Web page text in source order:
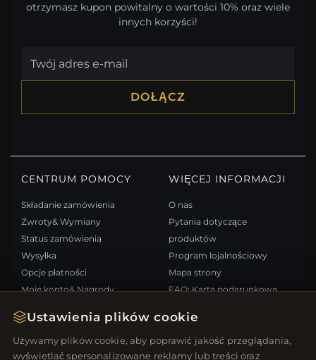
Ustawienia plików cookie
Używamy plików cookie, aby poprawić jakość przeglądania,
wyświetlać spersonalizowane reklamy lub treści oraz
otrzymasz kupon powitalny o wartości 10% oraz wiele
innych korzyści!
DOŁĄCZ
CENTRUM POMOCY
Składanie zamówienia
Zwroty& Wymiany
Status zamówienia
Wysyłka
Opcje płatności
Moje konto& Nagrody
WIĘCEJ INFORMACJI
O nas
Pytania dotyczące
produktów
Program lojalnościowy
Mapa strony
FAQ: Karta podarunkowa
Wypisz się z newslettera